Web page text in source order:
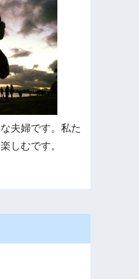
夫婦です。私た
しむです。